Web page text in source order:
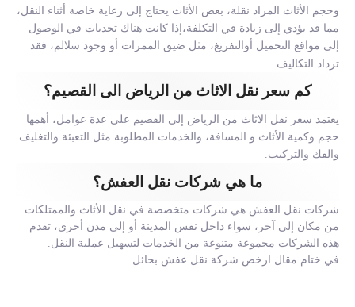
وحجم الأثاث المراد نقلة، بعض الأثاث يحتاج إلى رعاية خاصة أثناء النقل،
مما قد يؤدي إلى زيادة في التكلفة، إذا كانت هناك تحديات في الوصول
إلى مواقع التحميل أوالتفريغ، مثل ضيق الممرات أو وجود سلالم، فقد
تزداد التكاليف.
كم سعر نقل الاثاث من الرياض الى القصيم؟
يعتمد سعر نقل الاثاث من الرياض إلى القصيم على عدة عوامل، أهمها
حجم وكمية الأثاث و المسافة، والخدمات المطلوبة مثل التعبئة والتغليف
والفك والتركيب.
ما هي شركات نقل العفش؟
شركات نقل العفش هي شركات متخصصة في نقل الأثاث والممتلكات
من مكان إلى آخر، سواء داخل نفس المدينة أو إلى مدن أخرى، تقدم
هذه الشركات مجموعة متنوعة من الخدمات لتسهيل عملية النقل.
في ختام مقال ارخص شركة نقل عفش بحائل